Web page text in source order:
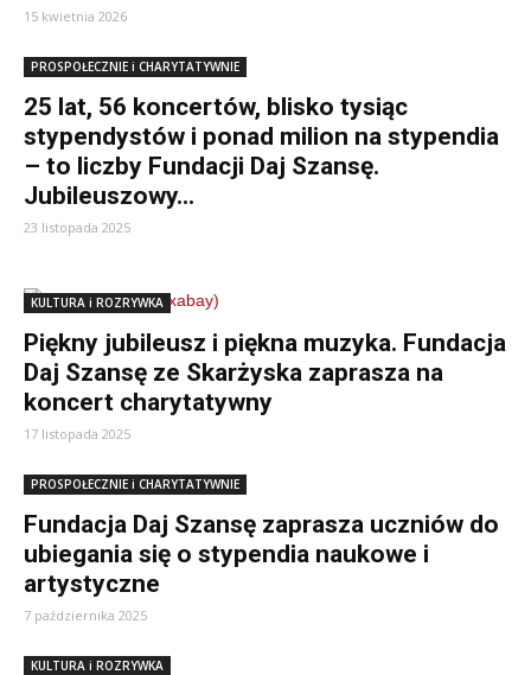
15 kwietnia 2026
PROSPOŁECZNIE i CHARYTATYWNIE
25 lat, 56 koncertów, blisko tysiąc
stypendystów i ponad milion na stypendia
– to liczby Fundacji Daj Szansę.
Jubileuszowy...
23 listopada 2025
KULTURA i ROZRYWKA
Piękny jubileusz i piękna muzyka. Fundacja
Daj Szansę ze Skarżyska zaprasza na
koncert charytatywny
17 listopada 2025
PROSPOŁECZNIE i CHARYTATYWNIE
Fundacja Daj Szansę zaprasza uczniów do
ubiegania się o stypendia naukowe i
artystyczne
7 października 2025
KULTURA i ROZRYWKA